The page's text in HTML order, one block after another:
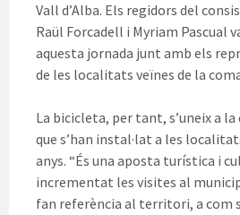
Vall d’Alba. Els regidors del
Raül Forcadell i Myriam Pascual
aquesta jornada junt amb els
de les localitats veïnes de la
La bicicleta, per tant, s’uneix a la
que s’han instal·lat a les
anys. “És una aposta turística i
incrementat les visites al
fan referència al territori, a com